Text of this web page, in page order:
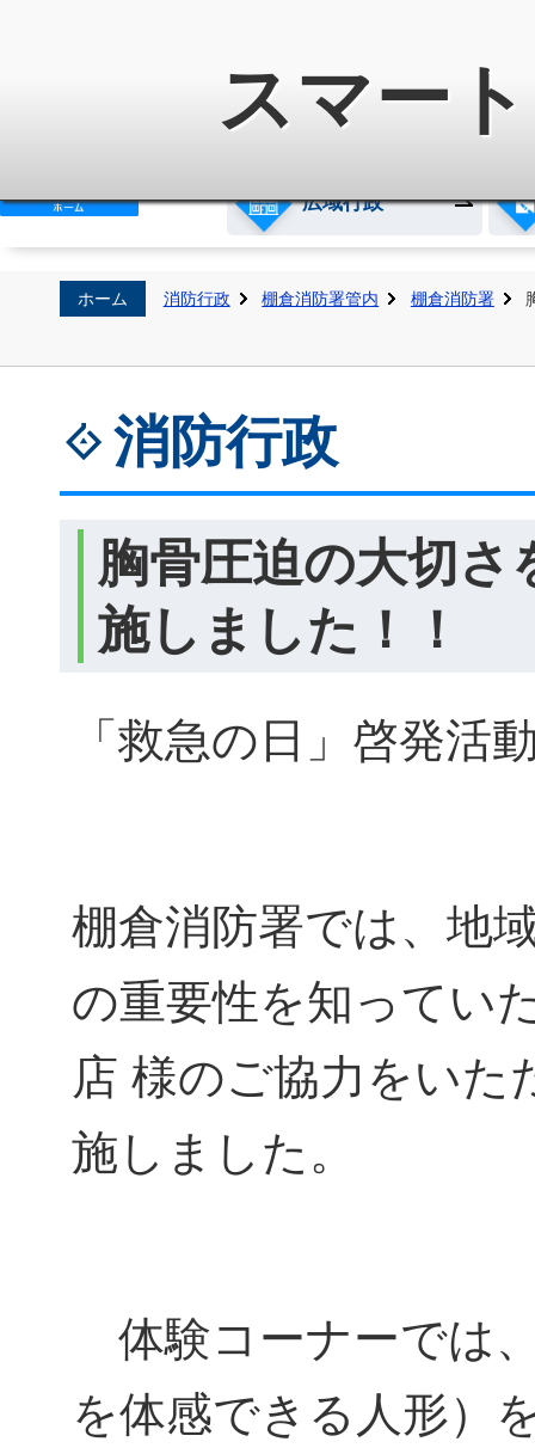
スマー
広域行政
ホーム 消防行政 棚倉消防署管内 棚倉消防署
消防行政
胸骨圧迫の大切さ
施しました！！
「救急の日」啓発活
棚倉消防署では、地
の重要性を知ってい
店 様のご協力をいた
施しました。
体験コーナーでは
を体感できる人形）